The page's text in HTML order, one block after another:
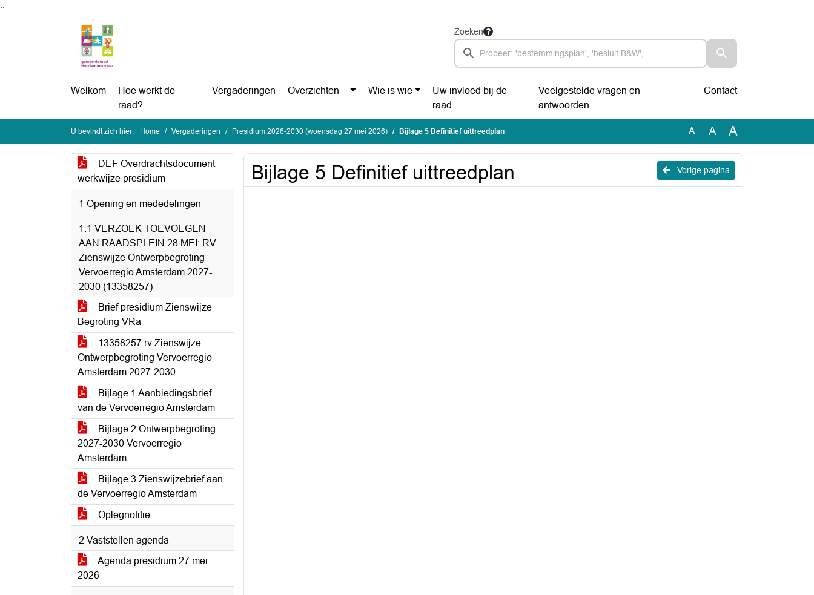
Zoeken
Welkom
Hoe werkt de
raad?
Vergaderingen Overzichten Wie is wie
Uw invloed bij de
raad
Veelgestelde vragen en
antwoorden.
Contact
U bevindt zich hier: Home Vergaderingen Presidium 2026-2030 (woensdag 27 mei 2026) Bijlage 5 Definitief uittreedplan A A A
DEF Overdrachtsdocument
werkwijze presidium
1 Opening en mededelingen
1.1 VERZOEK TOEVOEGEN
AAN RAADSPLEIN 28 MEI: RV
Zienswijze Ontwerpbegroting
Vervoerregio Amsterdam 2027-
2030 (13358257)
Brief presidium Zienswijze
Begroting VRa
13358257 rv Zienswijze
Ontwerpbegroting Vervoerregio
Amsterdam 2027-2030
Bijlage 1 Aanbiedingsbrief
van de Vervoerregio Amsterdam
Bijlage 2 Ontwerpbegroting
2027-2030 Vervoerregio
Amsterdam
Bijlage 3 Zienswijzebrief aan
de Vervoerregio Amsterdam
Oplegnotitie
2 Vaststellen agenda
Agenda presidium 27 mei
2026
Vorige pagina
Bijlage 5 Definitief uittreedplan